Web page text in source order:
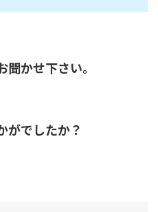
かせ下さい。
がでしたか？